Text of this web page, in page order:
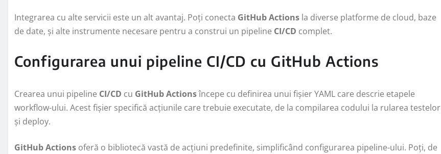
Integrarea cu alte servicii este un alt avantaj. Poți conecta GitHub Actions la diverse platforme de cloud, baze
de date, și alte instrumente necesare pentru a construi un pipeline CI/CD complet.
Configurarea unui pipeline CI/CD cu GitHub Actions
Crearea unui pipeline CI/CD cu GitHub Actionsîncepe cu definirea unui fișier YAML care descrie etapele
workflow-ului. Acest fișier specifică acțiunile care trebuie executate, de la compilarea codului la rularea testelor
și deploy.
GitHub Actions oferă o bibliotecă vastă de acțiuni predefinite, simplificând configurarea pipeline-ului. Poți, de